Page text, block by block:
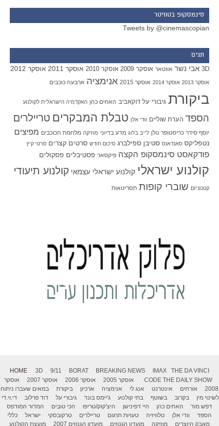
סינמסקופ בטוויטר
Tweets by @cinemascopian
תגים
3D אבי נשר אווטאר אוסקר 2009 אוסקר 2010 אוסקר 2011 אוסקר 2012
אוסקר 2013 אוסקר 2014 אוסקר 2015 אנימציה ארבעה כוכבים
ביקורת גיבורי על דוקאביב האחים כהן האקדמיה הישראלית לקולנוע
הספד הערת שוליים וודי אלן טבלת המבקרים טריילרים
יוסף סידר כריסטופר נולן לייב בלוג מדע בדיוני מוזיקה מלחמת הכוכבים מפיצים
נטפליקס סאנדאנס סטיבן ספילברג סיכום חודש סרטים קצרים סרטי קיץ
פודקאסט סינמסקופ הקצה פיקסאר פסטיבלים פסקולים
קולנוע ישראלי קולנוע ישראלי עצמאי קולנוע תיעודי
קטנוניזם שוברי קופות תסריטאות
HOME 3D 9/11 BORAT BREAKING NEWS IMAX
THE DA VINCI
CODE THE DAILY SHOW אוסקר 2005 אוסקר 2006 אוסקר 2007
אוסקר
2008
אורחים אינטרנט אנג לי אנימציה ארכיון ביקורת
במאים שעברו ניתוח
לשינוי מין
בקרוב בשוטף בתי קולנוע ג'יימס בונד גיבורי על דוד פרלוב
די.וי.די
דפש מוד
האחים כהן היי דפינישן היצ'קוק/טריפו הכי טובים
המדור המודפס
הספד
וודי אלן טלוויזיה טעויות תרגום טריילרים טרקובסקי ישראל
כללי
מאבק היוצרים
מוזיקה מועדון הגנוזים מועדון הגנוזים 2007 מועצת הקולנוע